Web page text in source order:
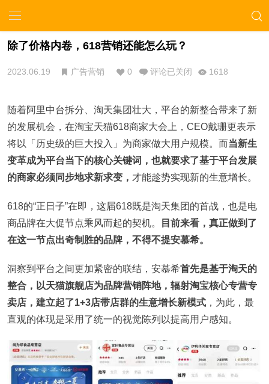
除了价格内卷，618营销还能怎么玩？
2023.06.19 广告营销 0 评论已关闭 1618
随着阿里中台拆分、淘天集团壮大，平台的新整合带来了新
的发展机会，在淘宝天猫618商家大会上，CEO戴珊更表示
将以「历史级的巨大投入」为商家做大用户规模。而当新生
变革成为平台当下的核心关键词，也就要求了基于平台发展
的商家必须同步地求新求变， 才能趁势实现新的生意增长。
618的“正日子”在即，这届618既是淘天集团的首战，也是电
商品牌在大促节点乘风而起的契机。
目前来看，真正做到了
在这一节点出奇制胜的品牌，不得不提安慕希。
洞察到平台之间更加紧密的联结，安慕希首先是基于淘天的
整合，以天猫旗舰店为品牌营销阵地，辐射淘宝核心专营专
卖店，建立起了1+3店带店群的生意增长新模式 ，为此，最
直观的体现是采用了统一的视觉陈列以提高用户感知。